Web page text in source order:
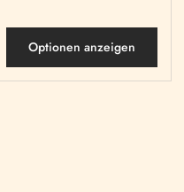
Optionen anzeigen